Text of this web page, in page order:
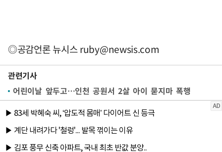
◎공감언론 뉴시스ruby@newsis.com
관련기사
어린이날 앞두고…인천 공원서 2살 아이 묻지마 폭행